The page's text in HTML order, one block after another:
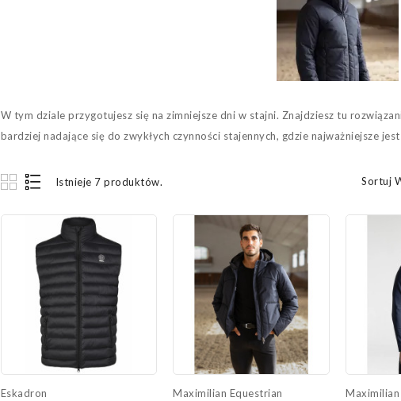
W tym dziale przygotujesz się na zimniejsze dni w stajni. Znajdziesz tu
bardziej nadające się do zwykłych czynności stajennych, gdzie najważniejsze jest
Istnieje 7 produktów. Sortuj
Eskadron
Maximilian Equestrian